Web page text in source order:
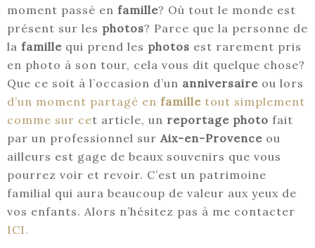
moment passé en famille? Où tout le monde est
présent sur les photos? Parce que la personne de
la famille qui prend les photos est rarement pris
en photo à son tour, cela vous dit quelque chose?
Que ce soit à l’occasion d’un anniversaire ou lors
d’un moment partagé en famille tout simplement
comme sur cet article, un reportage photo fait
par un professionnel sur Aix-en-Provence ou
ailleurs est gage de beaux souvenirs que vous
pourrez voir et revoir. C’est un patrimoine
familial qui aura beaucoup de valeur aux yeux de
vos enfants. Alors n’hésitez pas à me contacter
ICI.